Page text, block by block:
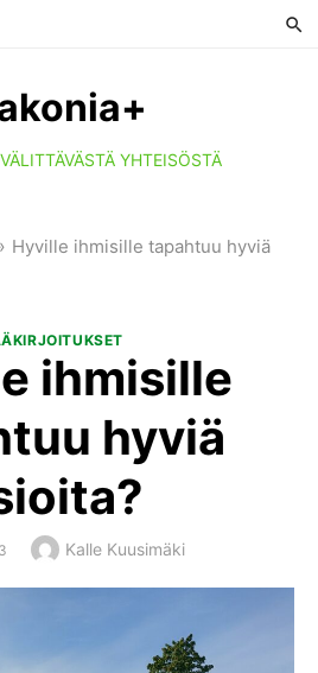
YHTEISÖSTÄ
Hyville ihmisille tapahtuu hyviä
ihmisille
hyviä
Author
Kalle Kuusimäki